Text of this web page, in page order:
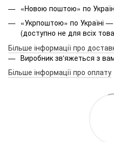
«Новою поштою» по
«Укрпоштою» по Україні
(доступно не для всіх
Більше інформації про
Виробник зв'яжеться з
Більше інформації про оплату